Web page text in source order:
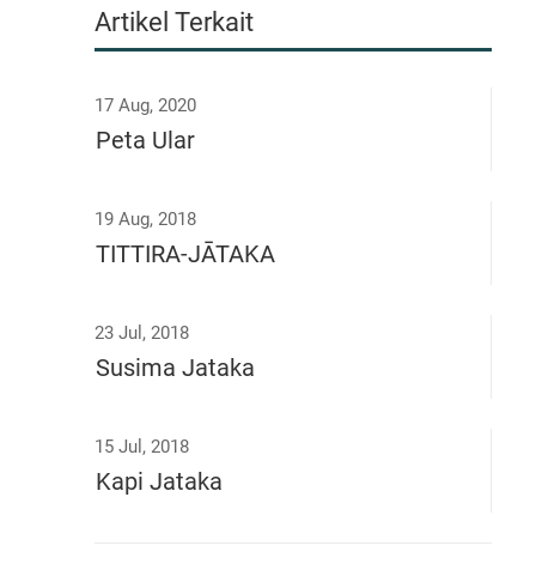
Artikel Terkait
17 Aug, 2020
Peta Ular
19 Aug, 2018
TITTIRA-JĀTAKA
23 Jul, 2018
Susima Jataka
15 Jul, 2018
Kapi Jataka